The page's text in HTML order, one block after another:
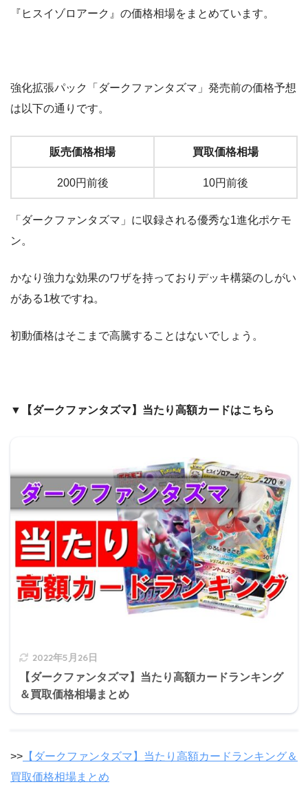
『ヒスイゾロアーク』の価格相場をまとめています。
強化拡張パック「ダークファンタズマ」発売前の価格予想
は以下の通りです。
販売価格相場 買取価格相場
200円前後 10円前後
「ダークファンタズマ」に収録される優秀な1進化ポケモ
ン。
かなり強力な効果のワザを持っておりデッキ構築のしがい
がある1枚ですね。
初動価格はそこまで高騰することはないでしょう。
▼【ダークファンタズマ】当たり高額カードはこちら
2022年5月26日
【ダークファンタズマ】当たり高額カードランキング
＆買取価格相場まとめ
>> 【ダークファンタズマ】当たり高額カードランキング＆
買取価格相場まとめ